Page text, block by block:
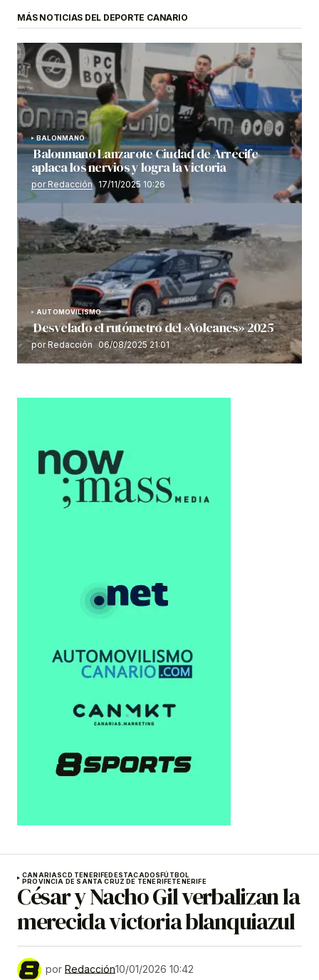
MÁS NOTICIAS DEL DEPORTE CANARIO
BALONMANO
Balonmano Lanzarote Ciudad de Arrecife
aplaca los nervios y logra la victoria
por Redacción 17/11/2025 10:26
AUTOMOVILISMO
Desvelado el rutómetro del «Volcanes» 2025
por Redacción 06/08/2025 21:01
CANARIASCD TENERIFEDESTACADOSFÚTBOL
PROVINCIA DE SANTA CRUZ DE TENERIFETENERIFE
César y Nacho Gil verbalizan la
merecida victoria blanquiazul
por Redacción10/01/2026 10:42